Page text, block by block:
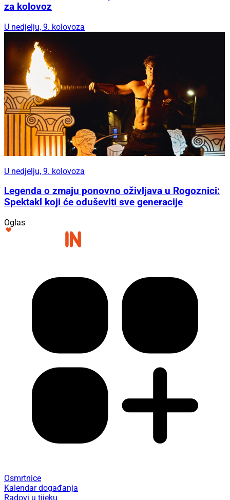
za kolovoz
U nedjelju, 9. kolovoza
U nedjelju, 9. kolovoza
Legenda o zmaju ponovno oživljava u Rogoznici:
Spektakl koji će oduševiti sve generacije
Oglas
Osmrtnice
Kalendar događanja
Radovi u tijeku